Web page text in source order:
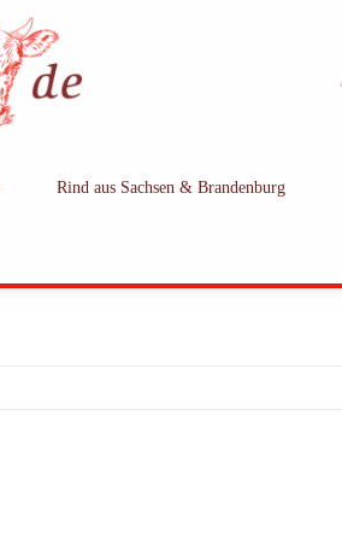
Rind aus Sachsen & Brandenburg